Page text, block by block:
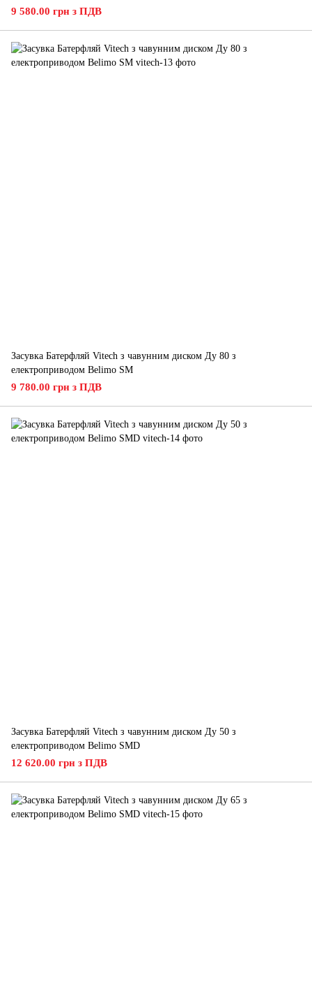
9 580.00 грн з ПДВ
Засувка Батерфляй Vitech з чавунним диском Ду 80 з
електроприводом Belimo SM
9 780.00 грн з ПДВ
Засувка Батерфляй Vitech з чавунним диском Ду 50 з
електроприводом Belimo SMD
12 620.00 грн з ПДВ